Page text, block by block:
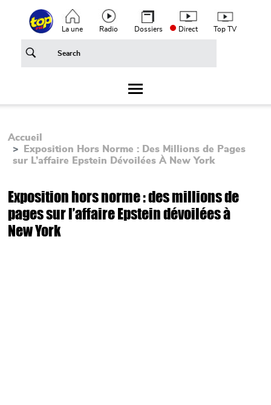
Aller au contenu principalTop header menu
La une Radio Dossiers Direct Top TV
Accueil
Exposition Hors Norme : Des Millions de Pages
sur L’affaire Epstein Dévoilées À New York
Exposition hors norme : des millions de
pages sur l’affaire Epstein dévoilées à
New York